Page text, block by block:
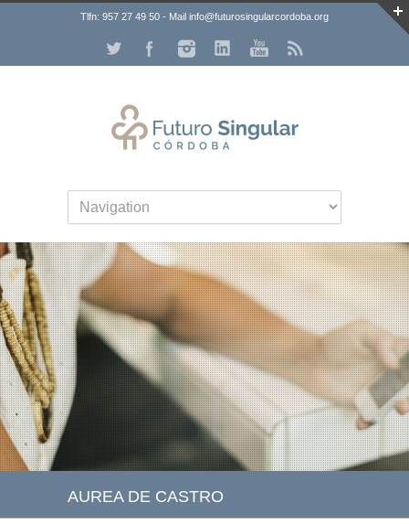
Tlfn: 957 27 49 50 - Mail info@futurosingularcordoba.org
AUREA DE CASTRO